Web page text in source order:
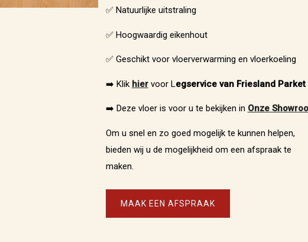
✅ Natuurlijke uitstraling
✅ Hoogwaardig eikenhout
✅ Geschikt voor vloerverwarming en vloerkoeling
➡️ Klik hiervoor Legservice van Friesland Parket
➡️ Deze vloer is voor u te bekijken in Onze
Om u snel en zo goed mogelijk te kunnen helpen,
bieden wij u de mogelijkheid om een afspraak te
maken.
MAAK EEN AFSPRAAK